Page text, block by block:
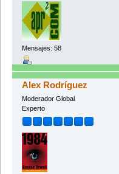
Mensajes: 58
Alex Rodríguez
Moderador Global
Experto